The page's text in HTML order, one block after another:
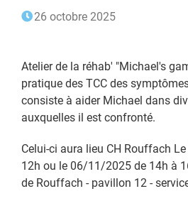
26 octobre 2025
Atelier de la réhab' "Michael's
pratique des TCC des
consiste à aider Michael dans
auxquelles il est confronté.
Celui-ci aura lieu CH Rouffach
12h ou le 06/11/2025 de 14h à
de Rouffach - pavillon 12 -